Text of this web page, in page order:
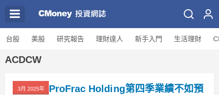
台股 美股 研究報告 理財達人 新手入門 生活理財
ACDCW
3月 2025年
ProFrac Holding第四季業績不如預